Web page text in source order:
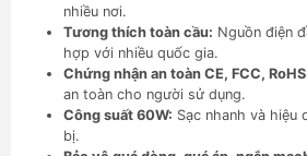
nhiều nơi.
Tương thích toàn cầu: Nguồn điện
hợp với nhiều quốc gia.
Chứng nhận an toàn CE, FCC,
an toàn cho người sử dụng.
Công suất 60W: Sạc nhanh và hiệu
bị.